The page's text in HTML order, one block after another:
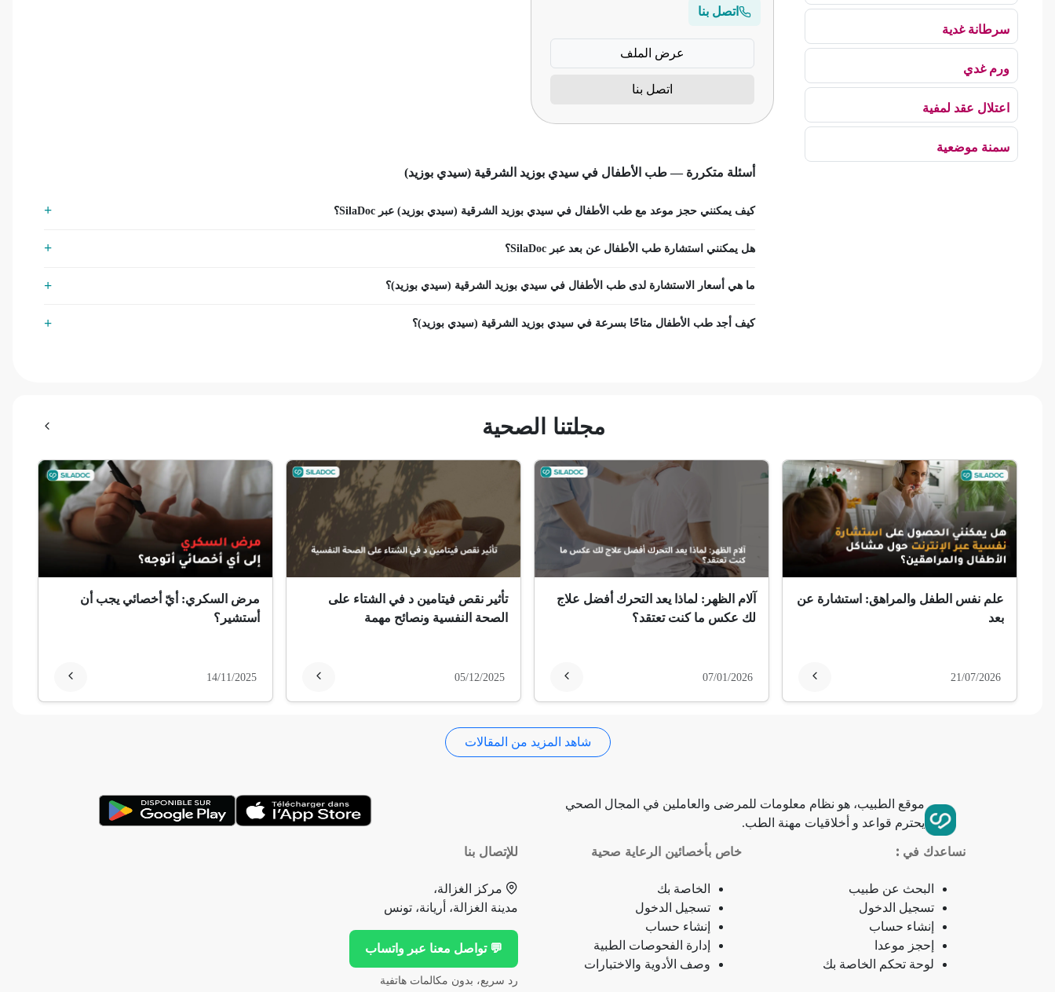
سرطانة غدية
ورم غدي
اعتلال عقد لمفية
سمنة موضعية
ألزهايمر (مرض)
غمش
انقطاع الحيض
فقدان الذاكرة
فقر الدم
ذبحة صدرية (مصطلح لاتيني)
فقدان حاسة الشم
جمرة (أنثراكس)
اتصل بنا
عرض الملف
اتصل بنا
أسئلة متكررة — طب الأطفال في سيدي بوزيد الشرقية (سيدي بوزيد)
كيف يمكنني حجز موعد مع طب الأطفال في سيدي بوزيد الشرقية (سيدي بوزيد) عبر SilaDoc؟
هل يمكنني استشارة طب الأطفال عن بعد عبر SilaDoc؟
ما هي أسعار الاستشارة لدى طب الأطفال في سيدي بوزيد الشرقية (سيدي بوزيد)؟
كيف أجد طب الأطفال متاحًا بسرعة في سيدي بوزيد الشرقية (سيدي بوزيد)؟
مجلتنا الصحية
علم نفس الطفل والمراهق: استشارة عن
بعد
21/07/2026
آلام الظهر: لماذا يعد التحرك أفضل علاج
لك عكس ما كنت تعتقد؟
07/01/2026
تأثير نقص فيتامين د في الشتاء على
الصحة النفسية ونصائح مهمة
05/12/2025
مرض السكري: أيّ أخصائي يجب أن
أستشير؟
14/11/2025
شاهد المزيد من المقالات
موقع الطبيب، هو نظام معلومات للمرضى والعاملين في المجال الصحي
يحترم قواعد و أخلاقيات مهنة الطب.
نساعدك في :
البحث عن طبيب
تسجيل الدخول
إنشاء حساب
إحجز موعدا
لوحة تحكم الخاصة بك
خاص بأخصائين الرعاية صحية
الخاصة بك
تسجيل الدخول
إنشاء حساب
إدارة الفحوصات الطبية
وصف الأدوية والاختبارات
للإتصال بنا
مركز الغزالة،
مدينة الغزالة، أريانة، تونس
💬 تواصل معنا عبر واتساب
رد سريع، بدون مكالمات هاتفية